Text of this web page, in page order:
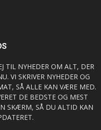
TIL NYHEDER OM ALT, DER
VI SKRIVER NYHEDER OG
SÅ ALLE KAN VÆRE MED.
DE BEDSTE OG MEST
SKÆRM, SÅ DU ALTID KAN